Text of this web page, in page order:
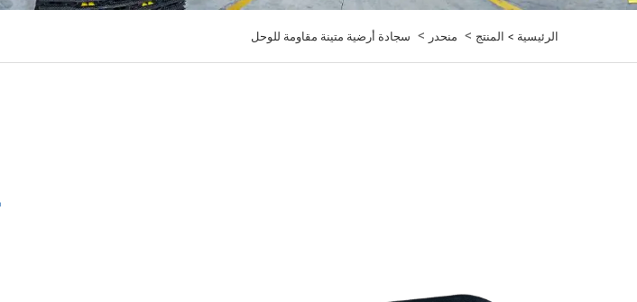
الرئيسية > المنتج > منحدر > سجادة أرضية متينة مقاومة للوحل